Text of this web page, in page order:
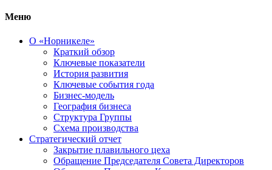
Меню
О «Норникеле»
Краткий обзор
Ключевые показатели
История развития
Ключевые события года
Бизнес-модель
География бизнеса
Структура Группы
Схема производства
Стратегический отчет
Закрытие плавильного цеха
Обращение Председателя Совета Директоров